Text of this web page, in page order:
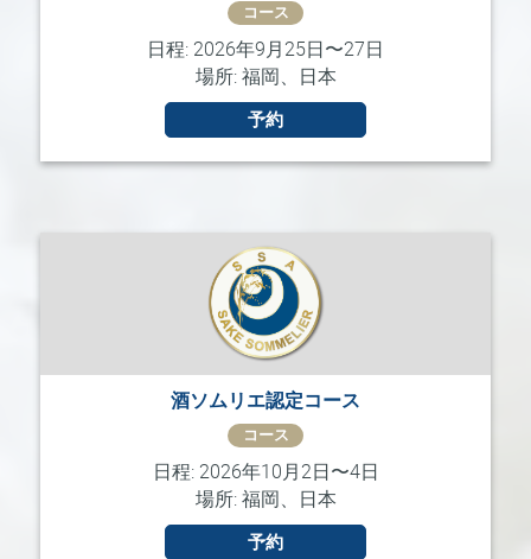
コース
日程: 2026年9月25日〜27日
場所: 福岡、日本
予約
酒ソムリエ認定コース
コース
日程: 2026年10月2日〜4日
場所: 福岡、日本
予約